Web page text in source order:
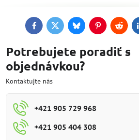
FacebookTwitterBlueskyPinterestReddit
Potrebujete poradiť s
objednávkou?
Kontaktujte nás
+421 905 729 968
+421 905 404 308